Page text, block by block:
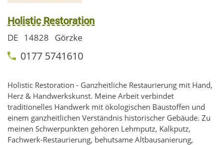
Holistic Restoration
DE 14828 Görzke
0177 5741610
Holistic Restoration - Ganzheitliche Restaurierung mit Hand,
Herz & Handwerkskunst. Meine Arbeit verbindet
traditionelles Handwerk mit ökologischen Baustoffen und
einem ganzheitlichen Verständnis historischer Gebäude. Zu
meinen Schwerpunkten gehören Lehmputz, Kalkputz,
Fachwerk-Restaurierung, behutsame Altbausanierung,